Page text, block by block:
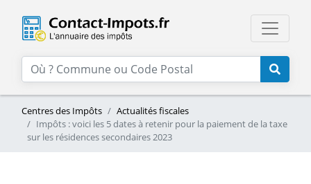
Centres des Impôts
Actualités fiscales
Impôts : voici les 5 dates à retenir pour la paiement de la taxe
sur les résidences secondaires 2023